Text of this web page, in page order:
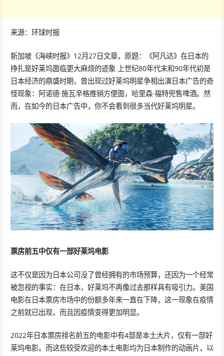
来源：环球时报
新加坡《海峡时报》12月27日文章，原题：《阿凡达》在日本的
挣扎是好莱坞面临更大麻烦的迹象 上世纪80年代末和90年代初是
日本经济的鼎盛时期，曾出现过好莱坞明星争相出演日本广告的奇
怪现象：阿诺德·施瓦辛格推销方便面，哈里森·福特兜售啤酒。然
而，在如今的日本广告中，你不会看到很多当代好莱坞明星。
票房前五中仅有一部好莱坞电影
这不仅是因为日本公司没了曾经拥有的市场预算，还因为一个经常
被忽视的事实：在日本，好莱坞不再像过去那样具有吸引力。美国
电影在日本票房市场中的份额多年来一直在下降，这一现象在疫情
之前就已出现，而且因疫情变得更加明显。
2022年日本票房排名前五的电影中有4部是本土大片，仅有一部好
莱坞电影。而这些较受欢迎的本土电影均为日本制作的动画片，以